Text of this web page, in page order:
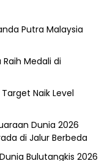
Putra Malaysia
Medali di
Naik Level
Dunia 2026
di Jalur Berbeda
Bulutangkis 2026